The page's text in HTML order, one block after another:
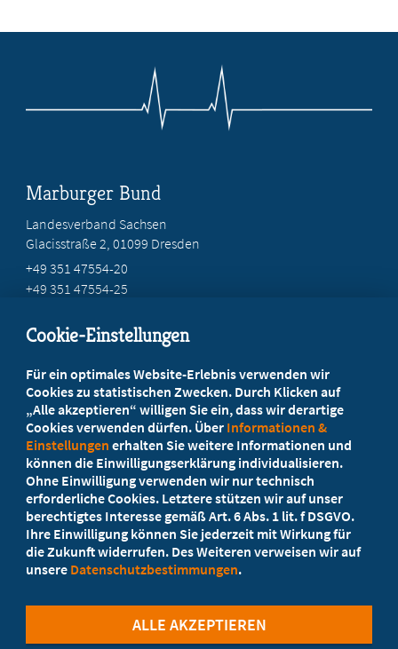
Marburger Bund
Landesverband Sachsen
Glacisstraße 2, 01099 Dresden
+49 351 47554-20
+49 351 47554-25
Ihr Landesverband berät Sie!
Ansprechpartner
Werden Sie jetzt Mitglied
5 Vorteile einer MB-Mitgliedschaft
Cookie-Einstellungen
Für ein optimales Website-Erlebnis verwenden wir
Cookies zu statistischen Zwecken. Durch Klicken auf
„Alle akzeptieren“ willigen Sie ein, dass wir derartige
Cookies verwenden dürfen. Über Informationen &
Einstellungen erhalten Sie weitere Informationen und
können die Einwilligungserklärung individualisieren.
Ohne Einwilligung verwenden wir nur technisch
erforderliche Cookies. Letztere stützen wir auf unser
berechtigtes Interesse gemäß Art. 6 Abs. 1 lit. f DSGVO.
Ihre Einwilligung können Sie jederzeit mit Wirkung für
die Zukunft widerrufen. Des Weiteren verweisen wir auf
unsere Datenschutzbestimmungen.
ALLE AKZEPTIEREN